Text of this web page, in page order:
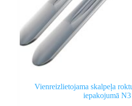
Vienreizlietojama skalpeļa
iepakojumā N3